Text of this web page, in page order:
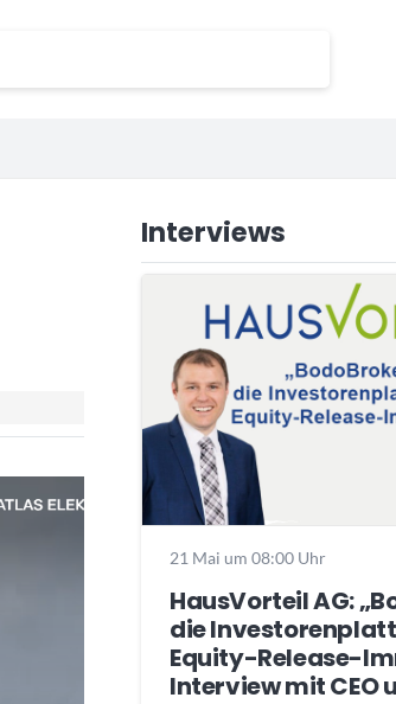
Interviews
21 Mai um 08:00 Uhr
HausVorteil AG:
die
Equity-Release-
Interview mit CEO